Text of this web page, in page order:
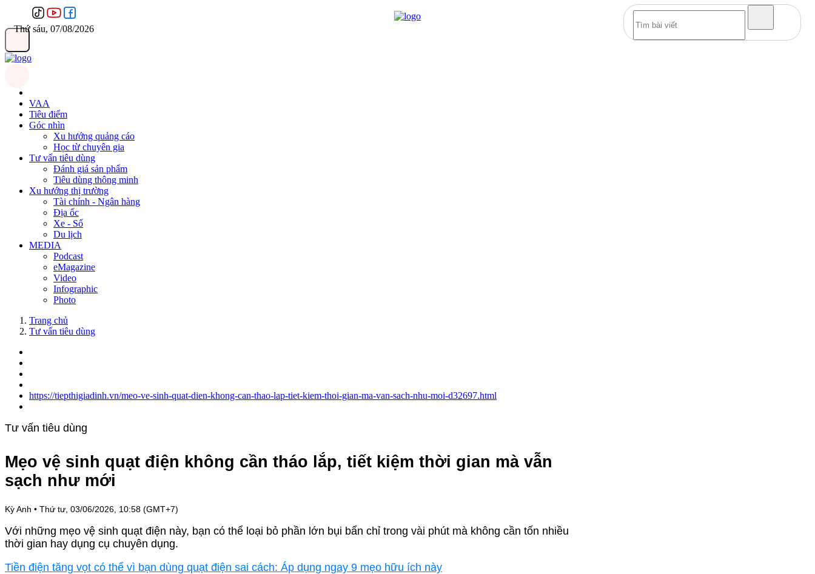
Thứ sáu, 07/08/2026
VAA
Tiêu điểm
Góc nhìn
Xu hướng quảng cáo
Học từ chuyên gia
Tư vấn tiêu dùng
Đánh giá sản phẩm
Tiêu dùng thông minh
Xu hướng thị trường
Tài chính - Ngân hàng
Địa ốc
Xe - Số
Du lịch
MEDIA
Podcast
eMagazine
Video
Infographic
Photo
Trang chủ
Tư vấn tiêu dùng
https://tiepthigiadinh.vn/meo-ve-sinh-quat-dien-khong-can-thao-lap-tiet-kiem-thoi-gian-ma-van-sach-nhu-moi-d32697.html
Tư vấn tiêu dùng
Mẹo vệ sinh quạt điện không cần tháo lắp, tiết kiệm thời gian mà vẫn
sạch như mới
Kỳ Anh • Thứ tư, 03/06/2026, 10:58 (GMT+7)
Với những mẹo vệ sinh quạt điện này, bạn có thể loại bỏ phần lớn bụi bẩn chỉ trong vài phút mà không cần tốn nhiều
thời gian hay dụng cụ chuyên dụng.
Tiền điện tăng vọt có thể vì bạn dùng quạt điện sai cách: Áp dụng ngay 9 mẹo hữu ích này